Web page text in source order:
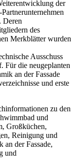
der
Deren
des
Merkblätter wurden
Ausschuss
Für die neugeplanten
an der Fassade
und erste
zu den
und
Großküchen,
Reinigung und
an der Fassade,
und